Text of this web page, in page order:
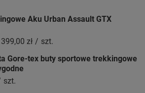
Aku Urban Assault GTX
399,00 zł / szt.
Gore-tex buty sportowe trekkingowe
szt.